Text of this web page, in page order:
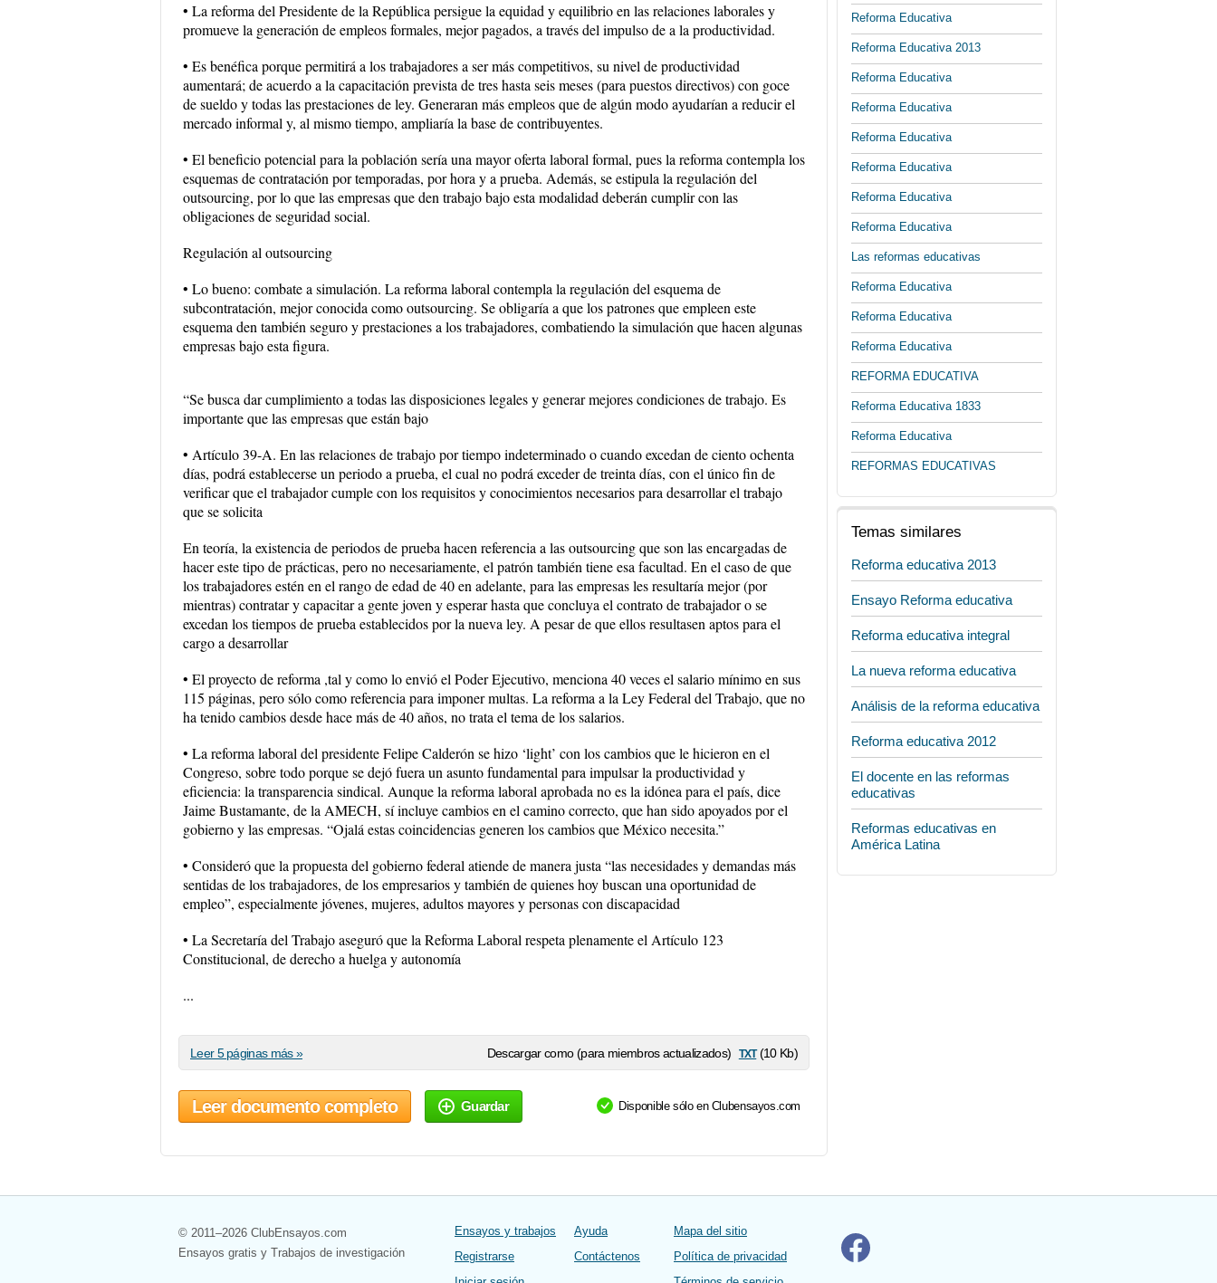
• La reforma del Presidente de la República persigue la equidad y equilibrio en las relaciones laborales y
promueve la generación de empleos formales, mejor pagados, a través del impulso de a la productividad.
• Es benéfica porque permitirá a los trabajadores a ser más competitivos, su nivel de productividad
aumentará; de acuerdo a la capacitación prevista de tres hasta seis meses (para puestos directivos) con goce
de sueldo y todas las prestaciones de ley. Generaran más empleos que de algún modo ayudarían a reducir el
mercado informal y, al mismo tiempo, ampliaría la base de contribuyentes.
• El beneficio potencial para la población sería una mayor oferta laboral formal, pues la reforma contempla los
esquemas de contratación por temporadas, por hora y a prueba. Además, se estipula la regulación del
outsourcing, por lo que las empresas que den trabajo bajo esta modalidad deberán cumplir con las
obligaciones de seguridad social.
Regulación al outsourcing
• Lo bueno: combate a simulación. La reforma laboral contempla la regulación del esquema de
subcontratación, mejor conocida como outsourcing. Se obligaría a que los patrones que empleen este
esquema den también seguro y prestaciones a los trabajadores, combatiendo la simulación que hacen algunas
empresas bajo esta figura.
“Se busca dar cumplimiento a todas las disposiciones legales y generar mejores condiciones de trabajo. Es
importante que las empresas que están bajo
• Artículo 39-A. En las relaciones de trabajo por tiempo indeterminado o cuando excedan de ciento ochenta
días, podrá establecerse un periodo a prueba, el cual no podrá exceder de treinta días, con el único fin de
verificar que el trabajador cumple con los requisitos y conocimientos necesarios para desarrollar el trabajo
que se solicita
En teoría, la existencia de periodos de prueba hacen referencia a las outsourcing que son las encargadas de
hacer este tipo de prácticas, pero no necesariamente, el patrón también tiene esa facultad. En el caso de que
los trabajadores estén en el rango de edad de 40 en adelante, para las empresas les resultaría mejor (por
mientras) contratar y capacitar a gente joven y esperar hasta que concluya el contrato de trabajador o se
excedan los tiempos de prueba establecidos por la nueva ley. A pesar de que ellos resultasen aptos para el
cargo a desarrollar
• El proyecto de reforma ,tal y como lo envió el Poder Ejecutivo, menciona 40 veces el salario mínimo en sus
115 páginas, pero sólo como referencia para imponer multas. La reforma a la Ley Federal del Trabajo, que no
ha tenido cambios desde hace más de 40 años, no trata el tema de los salarios.
• La reforma laboral del presidente Felipe Calderón se hizo ‘light’ con los cambios que le hicieron en el
Congreso, sobre todo porque se dejó fuera un asunto fundamental para impulsar la productividad y
eficiencia: la transparencia sindical. Aunque la reforma laboral aprobada no es la idónea para el país, dice
Jaime Bustamante, de la AMECH, sí incluye cambios en el camino correcto, que han sido apoyados por el
gobierno y las empresas. “Ojalá estas coincidencias generen los cambios que México necesita.”
• Consideró que la propuesta del gobierno federal atiende de manera justa “las necesidades y demandas más
sentidas de los trabajadores, de los empresarios y también de quienes hoy buscan una oportunidad de
empleo”, especialmente jóvenes, mujeres, adultos mayores y personas con discapacidad
• La Secretaría del Trabajo aseguró que la Reforma Laboral respeta plenamente el Artículo 123
Constitucional, de derecho a huelga y autonomía
...
Descargar como (para miembros actualizados) txt(10 Kb)
Leer 5 páginas más »
Leer documento completo Guardar Disponible sólo en Clubensayos.com
Reforma Educativa
Reforma Educativa 2013
Reforma Educativa
Reforma Educativa
Reforma Educativa
Reforma Educativa
Reforma Educativa
Reforma Educativa
Las reformas educativas
Reforma Educativa
Reforma Educativa
Reforma Educativa
REFORMA EDUCATIVA
Reforma Educativa 1833
Reforma Educativa
REFORMAS EDUCATIVAS
Temas similares
Reforma educativa 2013
Ensayo Reforma educativa
Reforma educativa integral
La nueva reforma educativa
Análisis de la reforma educativa
Reforma educativa 2012
El docente en las reformas
educativas
Reformas educativas en
América Latina
© 2011–2026 ClubEnsayos.com
Ensayos gratis y Trabajos de investigación
Ensayos y trabajos
Registrarse
Ayuda
Contáctenos
Mapa del sitio
Política de privacidad